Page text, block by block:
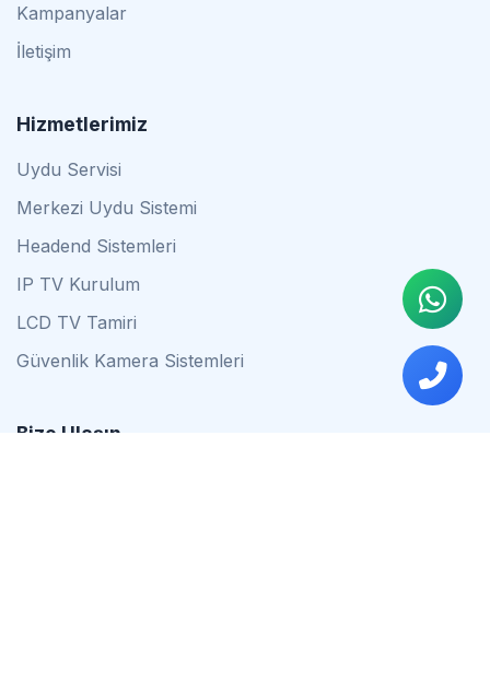
Kampanyalar
İletişim
Hizmetlerimiz
Uydu Servisi
Merkezi Uydu Sistemi
Headend Sistemleri
IP TV Kurulum
LCD TV Tamiri
Güvenlik Kamera Sistemleri
Bize Ulaşın